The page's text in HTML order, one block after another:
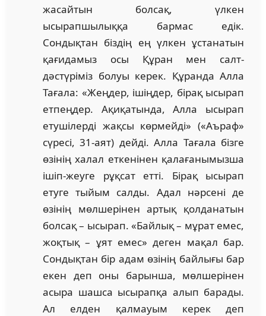
жасайтын болсақ, үлкен
ысырапшылыққа бармас едік.
Сондықтан біздің ең үлкен ұстанатын
қағидамыз осы Құран мен салт-
дәстүріміз болуы керек. Құранда Алла
Тағала: «Жеңдер, ішіңдер, бірақ ысырап
етпеңдер. Ақиқатында, Алла ысырап
етушілерді жақсы көрмейді» («Аъраф»
сүресі, 31-аят) дейді. Алла Тағала бізге
өзінің халал еткенінен қалағанымызша
ішіп-жеуге рұқсат етті. Бірақ ысырап
етуге тыйым салды. Адал нәрсені де
өзінің мөлшерінен артық қолданатын
болсақ – ысырап. «Байлық – мұрат емес,
жоқтық – ұят емес» деген мақал бар.
Сондықтан бір адам өзінің байлығы бар
екен деп оны барынша, мөлшерінен
асыра шашса ысырапқа алып барады.
Ал елден қалмауым керек деп